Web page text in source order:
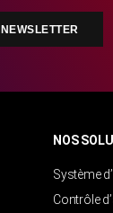
NEWSLETTER
NOS
Système
Contrôle